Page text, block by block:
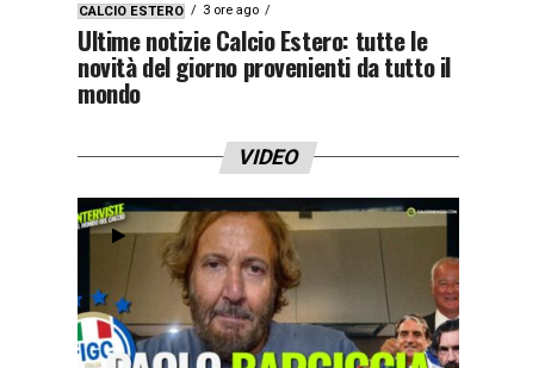
CALCIO ESTERO 3 ore ago
Ultime notizie Calcio Estero: tutte le
novità del giorno provenienti da tutto il
mondo
VIDEO